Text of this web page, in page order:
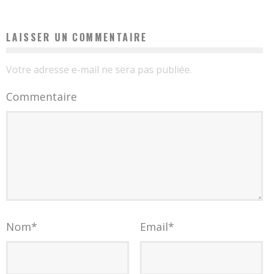
LAISSER UN COMMENTAIRE
Votre adresse e-mail ne sera pas publiée.
Commentaire
Nom* Email*